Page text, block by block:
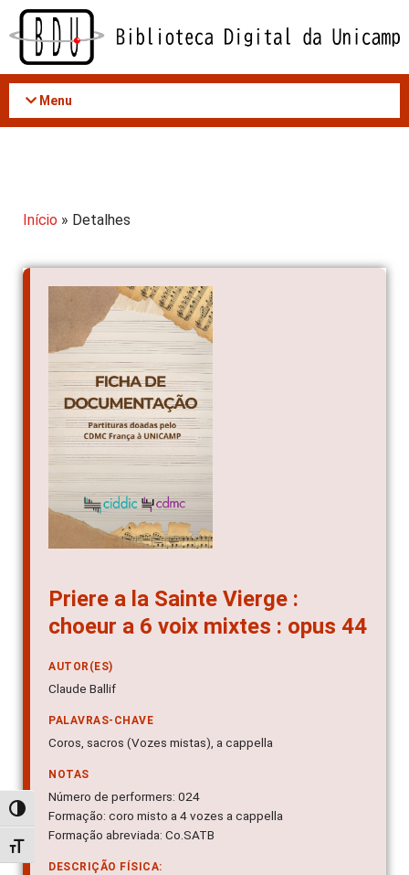
Acessar
conteúdo
Alternar alto contraste
Alternar tamanho da fonte
Menu
Início » Detalhes
Priere a la Sainte Vierge :
choeur a 6 voix mixtes : opus 44
AUTOR(ES)
Claude Ballif
PALAVRAS-CHAVE
Coros, sacros (Vozes mistas), a cappella
NOTAS
Número de performers: 024
Formação: coro misto a 4 vozes a cappella
Formação abreviada: Co.SATB
DESCRIÇÃO FÍSICA: